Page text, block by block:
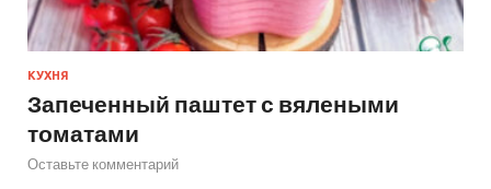
КУХНЯ
Запеченный паштет с вялеными
томатами
Оставьте комментарий